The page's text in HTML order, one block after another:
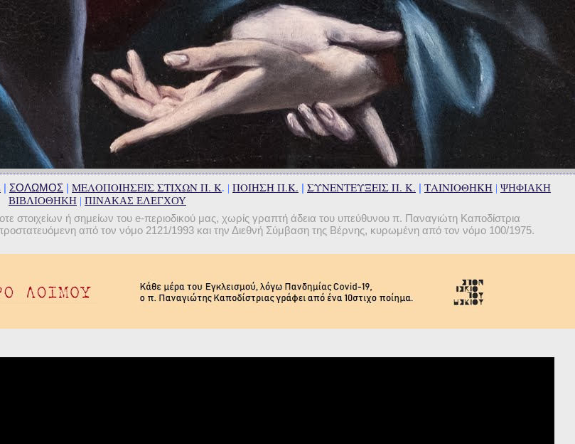
| ΣΟΛΩΜΟΣ | ΜΕΛΟΠΟΙΗΣΕΙΣ ΣΤΙΧΩΝ Π. Κ. | ΠΟΙΗΣΗ Π.Κ. | ΣΥΝΕΝΤΕΥΞΕΙΣ Π. Κ. | ΤΑΙΝΙΟΘΗΚΗ | ΨΗΦΙΑΚΗ
ΒΙΒΛΙΟΘΗΚΗ | ΠΙΝΑΚΑΣ ΕΛΕΓΧΟΥ
στοιχείων ή σημείων του e-περιοδικού μας, χωρίς γραπτή άδεια του υπεύθυνου π. Παναγιώτη Καποδίστρια
από τον νόμο 2121/1993 και την Διεθνή Σύμβαση της Βέρνης, κυρωμένη από τον νόμο 100/1975.